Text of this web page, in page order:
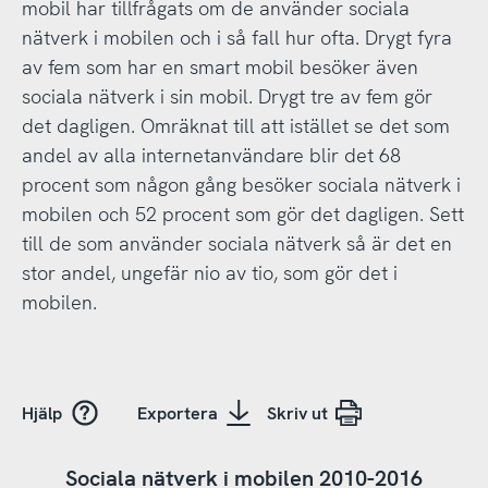
mobil har tillfrågats om de använder sociala
nätverk i mobilen och i så fall hur ofta. Drygt fyra
av fem som har en smart mobil besöker även
sociala nätverk i sin mobil. Drygt tre av fem gör
det dagligen. Omräknat till att istället se det som
andel av alla internetanvändare blir det 68
procent som någon gång besöker sociala nätverk i
mobilen och 52 procent som gör det dagligen. Sett
till de som använder sociala nätverk så är det en
stor andel, ungefär nio av tio, som gör det i
mobilen.
Hjälp Exportera Skriv ut
Sociala nätverk i mobilen 2010-2016